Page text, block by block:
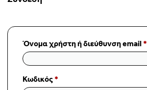
Όνομα χρήστη ή διεύθυνση email *
Κωδικός *